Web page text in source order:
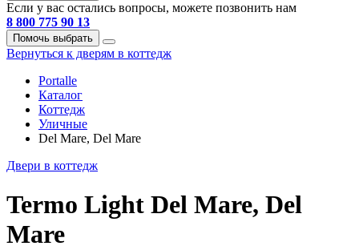
Если у вас остались вопросы, можете позвонить нам
8 800 775 90 13
Помочь выбрать
Вернуться к дверям в коттедж
Portalle
Каталог
Коттедж
Уличные
Del Mare, Del Mare
Двери в коттедж
Termo Light Del Mare, Del
Mare